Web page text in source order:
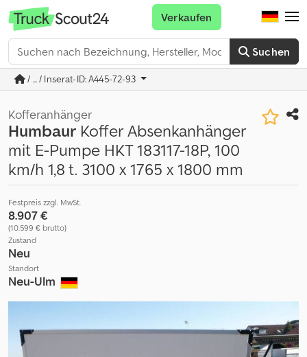
Suchen
Verkaufen
/ ... / Inserat-ID: A445-72-93
Kofferanhänger
Humbaur Koffer Absenkanhänger
mit E-Pumpe HKT 183117-18P, 100
km/h 1,8 t. 3100 x 1765 x 1800 mm
Festpreis zzgl. MwSt.
8.907 €
(10.599 € brutto)
Zustand
Neu
Standort
Neu-Ulm